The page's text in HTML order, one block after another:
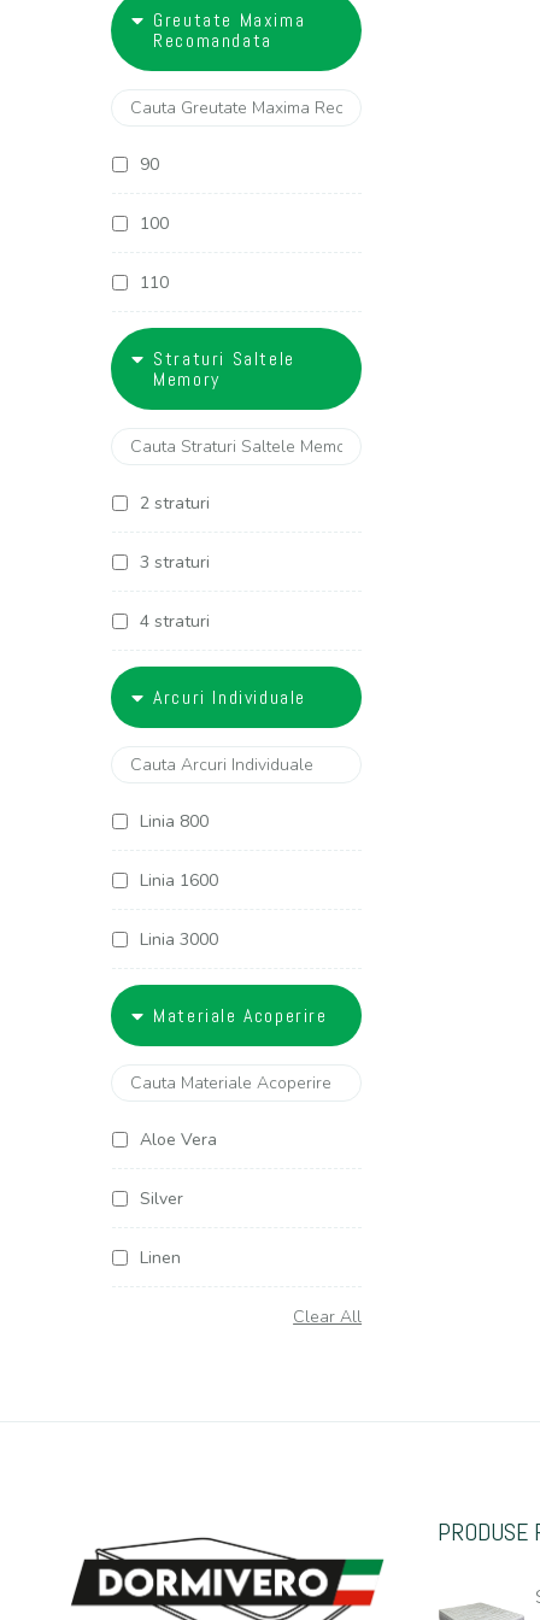
27 cm
28 cm
29 cm
30 cm
32 cm
Greutate Maxima
Recomandata
90
100
110
Straturi Saltele
Memory
2 straturi
3 straturi
4 straturi
Arcuri Individuale
Linia 800
Linia 1600
Linia 3000
Materiale Acoperire
Aloe Vera
Silver
Linen
Casmir
Jacquard
Clear All
PRODUSE